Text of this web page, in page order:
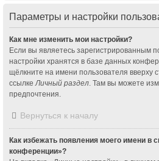
Параметры и настройки
Как мне изменить мои настройки?
Если вы являетесь зарегистрированным
настройки хранятся в базе данных
щёлкните на имени пользователя вверху
ссылке Личный раздел . Там вы можете
предпочтения.
Вернуться к началу
Как избежать появления моего имени в
конференции»?